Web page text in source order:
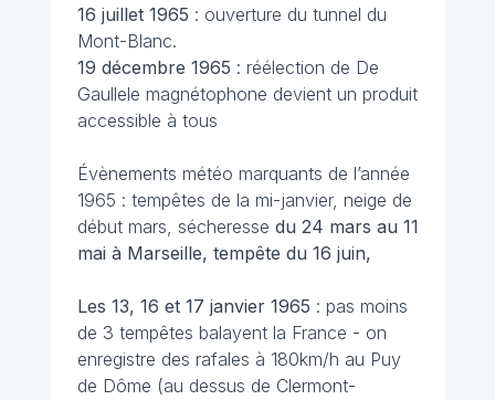
16 juillet 1965 : ouverture du tunnel du
Mont-Blanc.
19 décembre 1965 : réélection de De
Gaullele magnétophone devient un produit
accessible à tous
Évènements météo marquants de l’année
1965 : tempêtes de la mi-janvier, neige de
début mars, sécheresse du 24 mars au 11
mai à Marseille, tempête du 16 juin,
Les 13, 16 et 17 janvier 1965 : pas moins
de 3 tempêtes balayent la France - on
enregistre des rafales à 180km/h au Puy
de Dôme (au dessus de Clermont-